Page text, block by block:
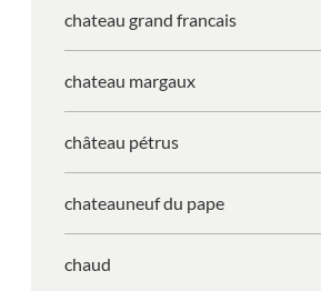
chateau grand francais
chateau margaux
château pétrus
chateauneuf du pape
chaud